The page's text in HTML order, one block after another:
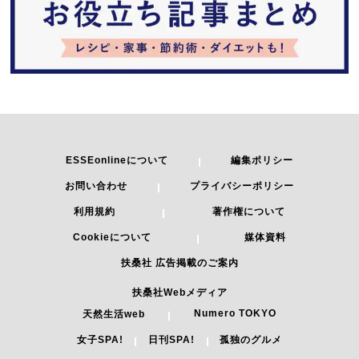
ESSEonlineについて 編集ポリシー
お問い合わせ プライバシーポリシー
利用規約 著作権について
Cookieについて 媒体資料
扶桑社 広告掲載のご案内
扶桑社Webメディア
天然生活web
Numero TOKYO
女子SPA! 日刊SPA! 孤独のグルメ